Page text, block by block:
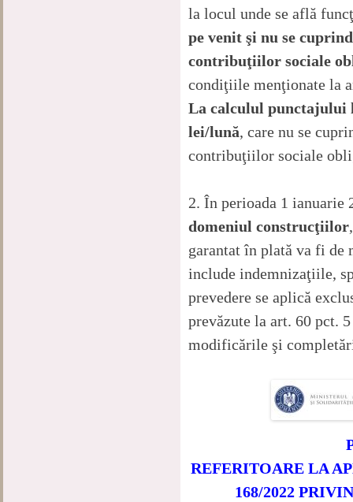
la locul unde se află
pe venit şi nu se
contribuţiilor sociale
condiţiile menţionate la
La calculul punctajului
lei/lună, care nu se
contribuţiilor sociale
2. În perioada 1 ianuarie
domeniul construcţiilor
garantat în plată va fi de
include indemnizaţiile,
prevedere se aplică
prevăzute la art. 60 pct.
modificările şi
REFERITOARE LA
168/2022